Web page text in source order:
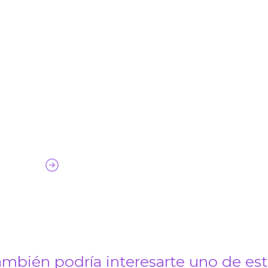
podría interesarte uno de